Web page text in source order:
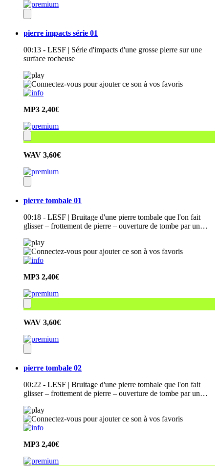
pierre impacts série 01
00:13 - LESF | Série d'impacts d'une grosse pierre sur une
surface rocheuse
MP3 2,40€
WAV 3,60€
pierre tombale 01
00:18 - LESF | Bruitage d'une pierre tombale que l'on fait
glisser – frottement de pierre – ouverture de tombe par un…
MP3 2,40€
WAV 3,60€
pierre tombale 02
00:22 - LESF | Bruitage d'une pierre tombale que l'on fait
glisser – frottement de pierre – ouverture de tombe par un…
MP3 2,40€